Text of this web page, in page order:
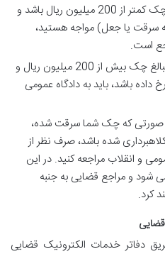
اگر مبلغ چک کمتر از 200 میلیون ریال باشد و
سرقت یا جعل) مواجه هستید،
است.
برای مبالغ چک بیش از 200 میلیون ریال و
باشد، باید به دادگاه عمومی
صورتی که چک شما سرقت شده،
شده باشد، صرف نظر از
و انقلاب مراجعه کنید. در این
شود و مراجع قضایی به جنبه
کرد.
دفاتر خدمات الکترونیک قضایی